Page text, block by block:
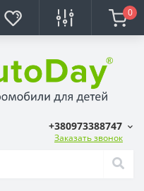
0
+380973388747
Заказать звонок